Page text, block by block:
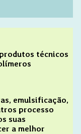
técnicos
emulsificação,
processo
suas
a melhor